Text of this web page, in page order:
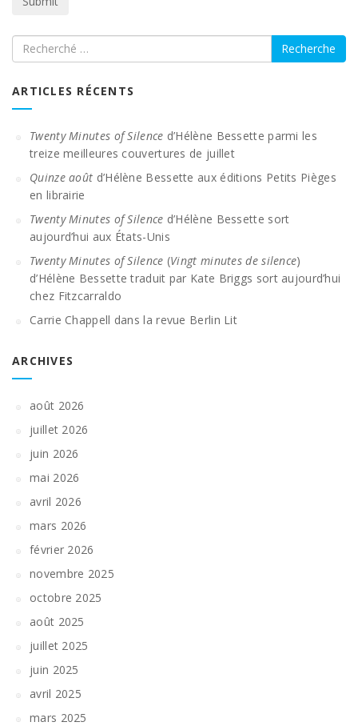
Recherche
ARTICLES RÉCENTS
Twenty Minutes of Silence d’Hélène Bessette parmi les
treize meilleures couvertures de juillet
Quinze août d’Hélène Bessette aux éditions Petits Pièges
en librairie
Twenty Minutes of Silence d’Hélène Bessette sort
aujourd’hui aux États-Unis
Twenty Minutes of Silence (Vingt minutes de silence)
d’Hélène Bessette traduit par Kate Briggs sort aujourd’hui
chez Fitzcarraldo
Carrie Chappell dans la revue Berlin Lit
ARCHIVES
août 2026
juillet 2026
juin 2026
mai 2026
avril 2026
mars 2026
février 2026
novembre 2025
octobre 2025
août 2025
juillet 2025
juin 2025
avril 2025
mars 2025